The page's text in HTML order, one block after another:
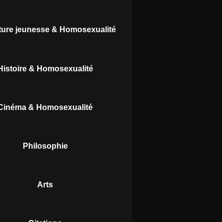
jeunesse & Homosexualité
& Homosexualité
& Homosexualité
Philosophie
Arts